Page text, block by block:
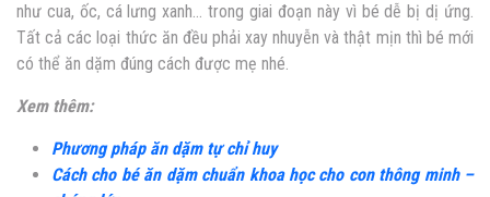
như cua, ốc, cá lưng xanh… trong giai đoạn này vì bé dễ bị dị ứng.
Tất cả các loại thức ăn đều phải xay nhuyễn và thật mịn thì bé mới
có thể ăn dặm đúng cách được mẹ nhé.
Xem thêm:
Phương pháp ăn dặm tự chỉ huy
Cách cho bé ăn dặm chuẩn khoa học cho con thông minh –